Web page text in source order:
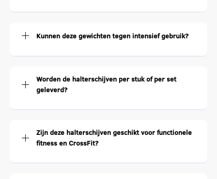
Kunnen deze gewichten tegen intensief gebruik?
Worden de halterschijven per stuk of per set
geleverd?
Zijn deze halterschijven geschikt voor functionele
fitness en CrossFit?